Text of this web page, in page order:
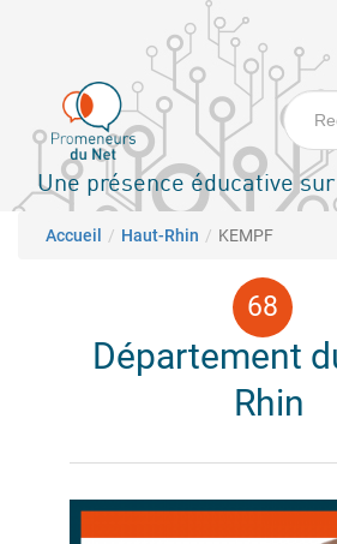
principal
Une présence éducative
Fil d'Ariane
Accueil Haut-Rhin KEMPF
Département
Rhin